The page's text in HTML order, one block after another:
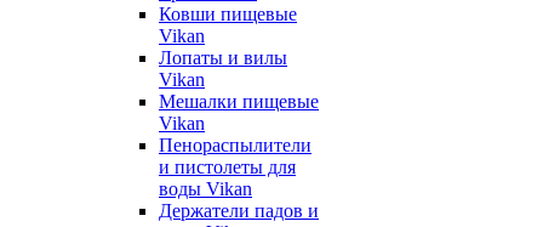
Ковши пищевые
Vikan
Лопаты и вилы
Vikan
Мешалки пищевые
Vikan
Пенораспылители
и пистолеты для
воды Vikan
Держатели падов и